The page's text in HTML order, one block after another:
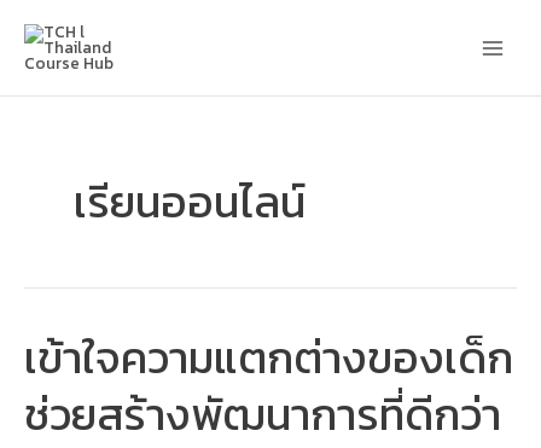
content
เรียนออนไลน์
เข้าใจความแตกต่างของเด็ก
ช่วยสร้างพัฒนาการที่ดีกว่า
เข้าใจ
ความ
แตก
ต่าง
ของ